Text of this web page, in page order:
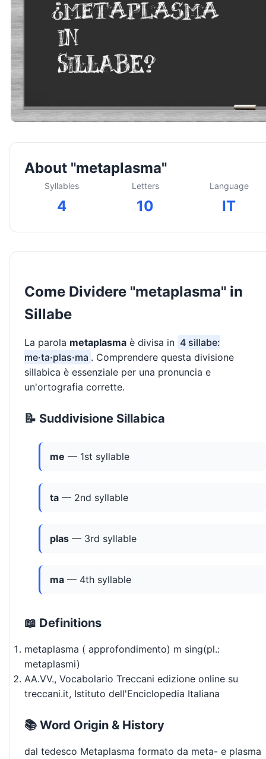
About "metaplasma"
Syllables
4
Letters
10
Language
IT
Come Dividere "metaplasma" in
Sillabe
La parola metaplasma è divisa in 4 sillabe:
me·ta·plas·ma . Comprendere questa divisione
sillabica è essenziale per una pronuncia e
un'ortografia corrette.
📝 Suddivisione Sillabica
me — 1st syllable
ta — 2nd syllable
plas — 3rd syllable
ma — 4th syllable
📖 Definitions
metaplasma ( approfondimento) m sing(pl.:
metaplasmi)
AA.VV., Vocabolario Treccani edizione online su
treccani.it, Istituto dell'Enciclopedia Italiana
📚 Word Origin & History
dal tedesco Metaplasma formato da meta- e plasma